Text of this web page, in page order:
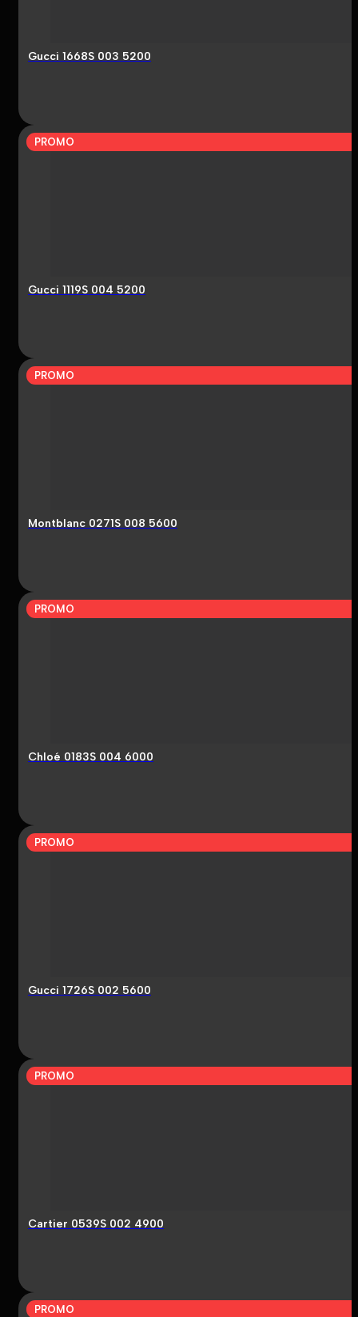
Gucci 1668S 003 5200
PROMO
Gucci 1119S 004 5200
PROMO
Montblanc 0271S 008 5600
PROMO
Chloé 0183S 004 6000
PROMO
Gucci 1726S 002 5600
PROMO
Cartier 0539S 002 4900
PROMO